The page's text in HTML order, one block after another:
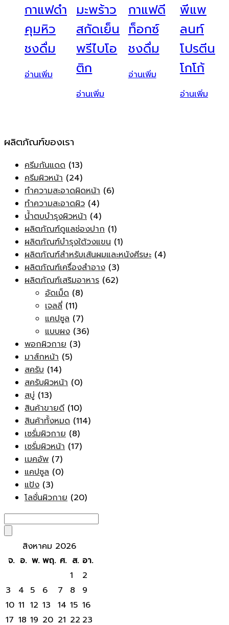
กาแฟดำ
คุมหิว
ชงดื่ม
อ่านเพิ่ม
มะพร้าว
สกัดเย็น
พรีไบโอ
ติก
อ่านเพิ่ม
กาแฟดี
ท็อกซ์
ชงดื่ม
อ่านเพิ่ม
พีแพ
ลนท์
โปรตีน
โกโก้
อ่านเพิ่ม
ผลิตภัณฑ์ของเรา
ครีมกันแดด (13)
ครีมผิวหน้า (24)
ทำความสะอาดผิดหน้า (6)
ทำความสะอาดผิว (4)
น้ำตบบำรุงผิวหน้า (4)
ผลิตภัณฑ์ดูแลช่องปาก (1)
ผลิตภัณฑ์บำรุงใต้วงแขน (1)
ผลิตภัณฑ์สำหรับเส้นผมและหนังศีรษะ (4)
ผลิตภัณฑ์เครื่องสำอาง (3)
ผลิตภัณฑ์เสริมอาหาร (62)
อัดเม็ด (8)
เจลลี่ (11)
แคปซูล (7)
แบบผง (36)
พอกผิวกาย (3)
มาส์กหน้า (5)
สครับ (14)
สครับผิวหน้า (0)
สบู่ (13)
สินค้าขายดี (10)
สินค้าทั้งหมด (114)
เซรั่มผิวกาย (8)
เซรั่มผิวหน้า (17)
เมคอัพ (7)
แคปซูล (0)
แป้ง (3)
โลชั่นผิวกาย (20)
สิงหาคม 2026
จ. อ. พ. พฤ. ศ. ส. อา.
1
2
3
4 5 6 7 8
9
10 11 12 13 14 15 16
17 18 19 20 21 22 23